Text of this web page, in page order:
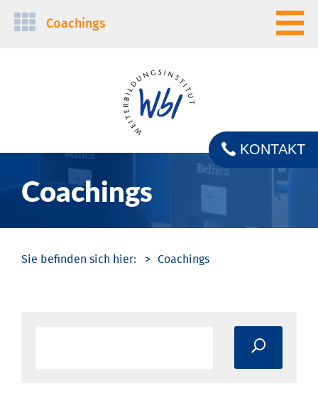
Navigation
Coachings
Coachings
KONTAKT
Coachings